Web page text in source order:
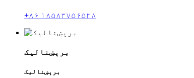
+۸۶ ۱۸۵۸۳۷۵۶۵۳۸
برېښنالیک
برېښنالیک